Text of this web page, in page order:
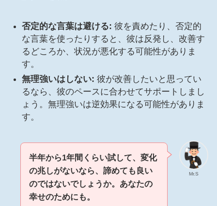
否定的な言葉は避ける: 彼を責めたり、否定的
な言葉を使ったりすると、彼は反発し、改善す
るどころか、状況が悪化する可能性がありま
す。
無理強いはしない: 彼が改善したいと思ってい
るなら、彼のペースに合わせてサポートしまし
ょう。無理強いは逆効果になる可能性がありま
す。
Mr.S
半年から1年間くらい試して、変化
の兆しがないなら、諦めても良い
のではないでしょうか。あなたの
幸せのためにも。